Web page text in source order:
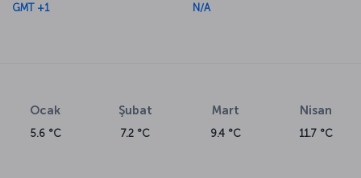
GMT +1
N/A
Ocak
5.6 °C
Şubat
7.2 °C
Mart
9.4 °C
Nisan
11.7 °C